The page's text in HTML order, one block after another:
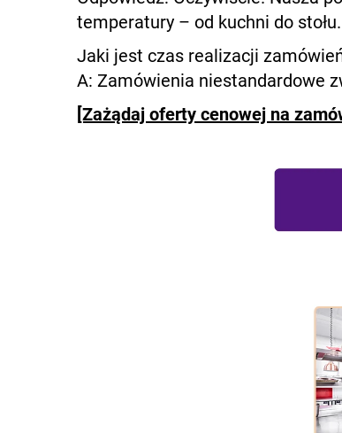
temperatury – od kuchni do stołu.
Jaki jest czas realizacji
A: Zamówienia niestandardowe
[Zażądaj oferty cenowej na